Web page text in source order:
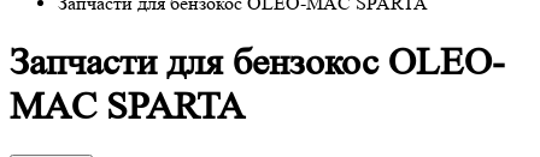
Запчасти для бензокос OLEO-
MAC SPARTA